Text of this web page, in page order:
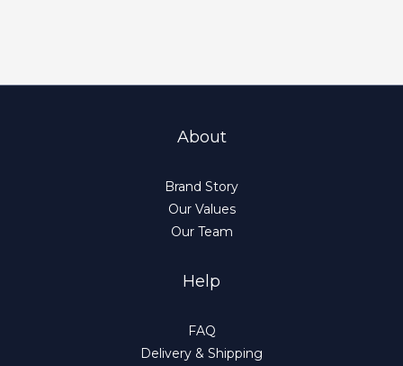
About
Brand Story
Our Values
Our Team
Help
FAQ
Delivery & Shipping